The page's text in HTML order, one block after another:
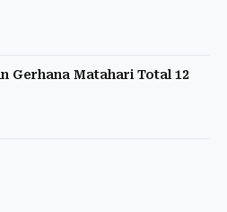
Gerhana Matahari Total 12